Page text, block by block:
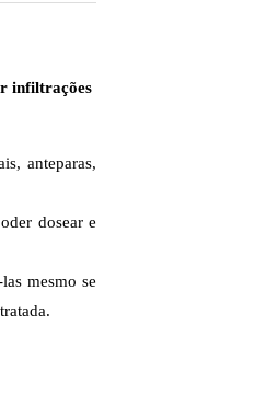
infiltrações
anteparas,
dosear e
mesmo se